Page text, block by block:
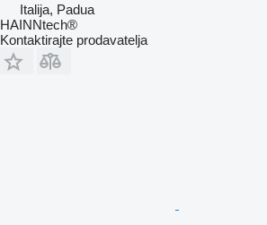
Italija, Padua
HAINNtech®
Kontaktirajte prodavatelja